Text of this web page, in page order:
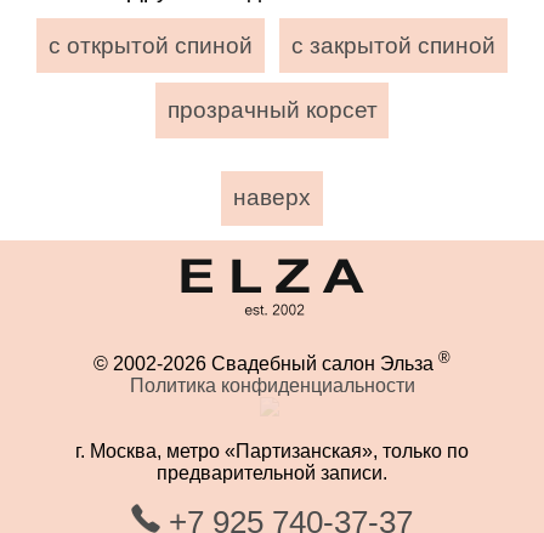
с открытой спиной с закрытой спиной
прозрачный корсет
наверх
© 2002-2026 Свадебный салон Эльза ®
Политика конфиденциальности
г. Москва, метро «Партизанская», только по
предварительной записи.
+7 925 740-37-37